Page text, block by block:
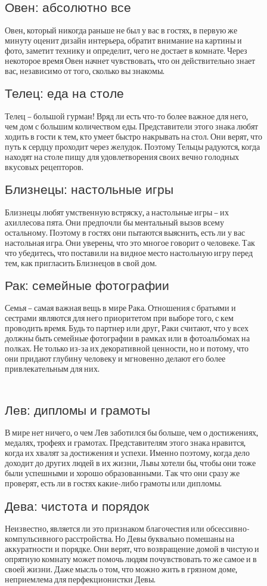
Овен: абсолютно все
Овен, который никогда раньше не был у вас в гостях, в первую же
минуту оценит дизайн интерьера, обратит внимание на картины и
фото, заметит технику и определит, чего не достает в комнате. Через
некоторое время Овен начнет чувствовать, что он действительно знает
вас, независимо от того, сколько вы знакомы.
Телец: еда на столе
Телец – большой гурман! Вряд ли есть что-то более важное для него,
чем дом с большим количеством еды. Представители этого знака любят
ходить в гости к тем, кто умеет быстро накрывать на стол. Они верят, что
путь к сердцу проходит через желудок. Поэтому Тельцы радуются, когда
находят на столе пищу для удовлетворения своих вечно голодных
вкусовых рецепторов.
Близнецы: настольные игры
Близнецы любят умственную встряску, а настольные игры – их
ахиллесова пята. Они предпочли бы ментальный вызов всему
остальному. Поэтому в гостях они пытаются выяснить, есть ли у вас
настольная игра. Они уверены, что это многое говорит о человеке. Так
что убедитесь, что поставили на видное место настольную игру перед
тем, как пригласить Близнецов в свой дом.
Рак: семейные фотографии
Семья – самая важная вещь в мире Рака. Отношения с братьями и
сестрами являются для него приоритетом при выборе того, с кем
проводить время. Будь то партнер или друг, Раки считают, что у всех
должны быть семейные фотографии в рамках или в фотоальбомах на
полках. Не только из-за их декоративной ценности, но и потому, что
они придают глубину человеку и мгновенно делают его более
привлекательным для них.
Лев: дипломы и грамоты
В мире нет ничего, о чем Лев заботился бы больше, чем о достижениях,
медалях, трофеях и грамотах. Представителям этого знака нравится,
когда их хвалят за достижения и успехи. Именно поэтому, когда дело
доходит до других людей в их жизни, Львы хотели бы, чтобы они тоже
были успешными и хорошо образованными. Так что они сразу же
проверят, есть ли в гостях какие-либо грамоты или дипломы.
Дева: чистота и порядок
Неизвестно, является ли это признаком благочестия или обсессивно-
компульсивного расстройства. Но Девы буквально помешаны на
аккуратности и порядке. Они верят, что возвращение домой в чистую и
опрятную комнату может помочь людям почувствовать то же самое и в
своей жизни. Даже мысль о том, что можно жить в грязном доме,
неприемлема для перфекционистки Девы.